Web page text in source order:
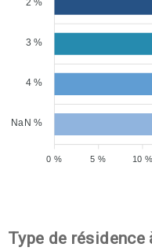
2 %
3 %
4 %
NaN %
10 %
5 %
0 %
Type de résidence